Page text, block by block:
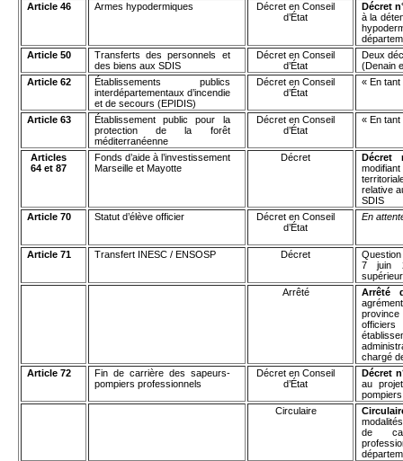
Article 46
Armes hypodermiques
Décret en Conseil
d’État
Décret
à la
Article 50
Transferts des personnels et
des biens aux SDIS
Décret en Conseil
d’État
Deux
(Denain
Article 62
Établissements publics
interdépartementaux d’incendie
et de secours (EPIDIS)
Décret en Conseil
d’État
« En tant
Article 63
Établissement public pour la
protection de la forêt
méditerranéenne
Décret en Conseil
d’État
« En tant
Articles
64 et 87
Fonds d’aide à l’investissement
Marseille et Mayotte
Décret
Décret
relative
SDIS
Article 70
Statut d’élève officier
Décret en Conseil
d’État
En
Article 71 Transfert INESC / ENSOSP Décret
7 juin
Arrêté
Arrêté
province
officiers
chargé
Article 72
Fin de carrière des sapeurs-
pompiers professionnels
Décret en Conseil
d’État
Décret
au
Circulaire
de